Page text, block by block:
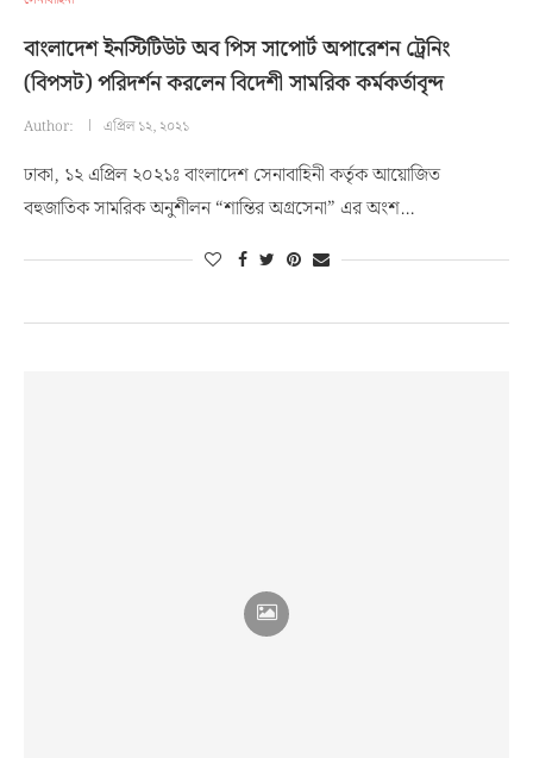
বাংলাদেশ ইনস্টিটিউট অব পিস সাপোর্ট অপারেশন ট্রেনিং
(বিপসট) পরিদর্শন করলেন বিদেশী সামরিক কর্মকর্তাবৃন্দ
Author: এপ্রিল ১২, ২০২১
ঢাকা, ১২ এপ্রিল ২০২১ঃ বাংলাদেশ সেনাবাহিনী কর্তৃক আয়োজিত
বহুজাতিক সামরিক অনুশীলন “শান্তির অগ্রসেনা” এর অংশ…